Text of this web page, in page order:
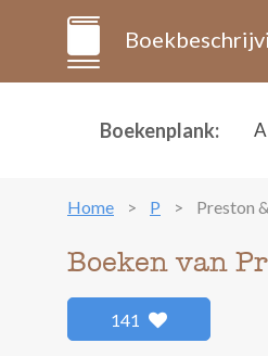
Boekenplank: A
Home P Preston
Boeken van
141